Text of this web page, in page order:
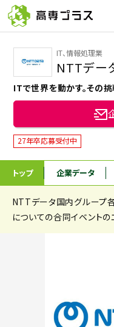
企業をさがす
進学先をさがす
インターンシップ
高専OBOGをさ
高専プラスセミ
IT、情報処理業
NTTデー
ITで世界を動かす。その挑
27年卒応募受付中
トップ 企業データ
NTTデータ国内グループ
についての合同イベントの